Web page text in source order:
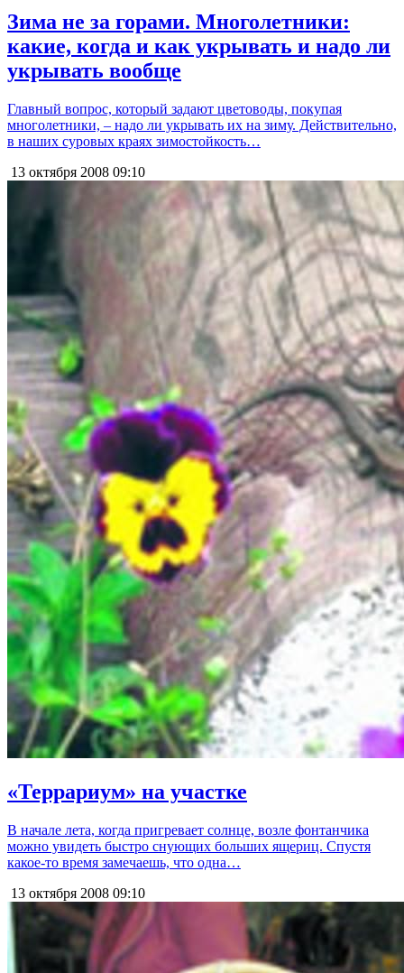
Зима не за горами. Многолетники:
какие, когда и как укрывать и надо ли
укрывать вообще
Главный вопрос, который задают цветоводы, покупая
многолетники, – надо ли укрывать их на зиму. Действительно,
в наших суровых краях зимостойкость…
13 октября 2008 09:10
«Террариум» на участке
В начале лета, когда пригревает солнце, возле фонтанчика
можно увидеть быстро снующих больших ящериц. Спустя
какое-то время замечаешь, что одна…
13 октября 2008 09:10